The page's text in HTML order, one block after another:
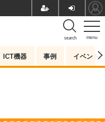
menu
search
ICT機器 事例 イベント